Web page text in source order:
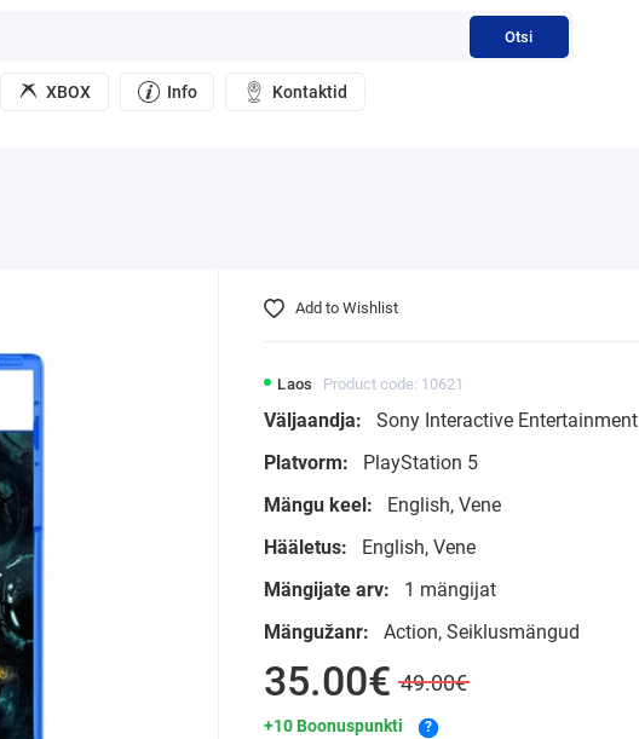
Otsi
XBOX Info Kontaktid
Laos Product code: 10621
Väljaandja:
Sony Interactive Entertainment
Platvorm:
PlayStation 5
Mängu keel:
English, Vene
Hääletus:
English, Vene
Mängijate arv:
1 mängijat
Mängužanr:
Action, Seiklusmängud
35.00€ 49.00€
+10 Boonuspunkti ?
Add to Wishlist